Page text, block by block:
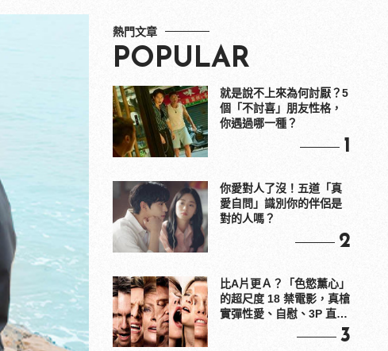
熱門文章
POPULAR
就是說不上來為何討厭？5
個「不討喜」朋友性格，
你遇過哪一種？
1
你愛對人了沒！五道「真
愛自問」識別你的伴侶是
對的人嗎？
2
比A片更Ａ？「色慾薰心」
的超尺度 18 禁電影，真槍
實彈性愛、自慰、3P 直接
3